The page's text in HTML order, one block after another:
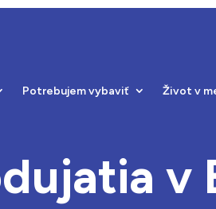
Potrebujem vybaviť Život v
v